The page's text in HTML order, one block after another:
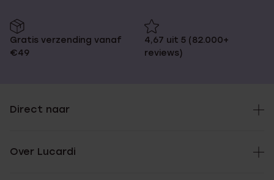
Gratis verzending vanaf
€49
4,67 uit 5 (82.000+
reviews)
Direct naar
Over Lucardi